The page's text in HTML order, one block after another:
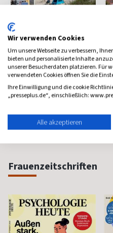
Clever Campen
Besser campen
ab 4,20 €
(5 x pro Jahr) 4,80
Frauenzeitschriften
Wir verwenden Cookies
Um unsere Webseite zu verbessern,
bieten und personalisierte Inhalte
unserer Besucherdaten platzieren. Für
verwendeten Cookies öffnen Sie die
Ihre Einwilligung und die cookie
„presseplus.de“, einschließlich:
Alle akzeptieren